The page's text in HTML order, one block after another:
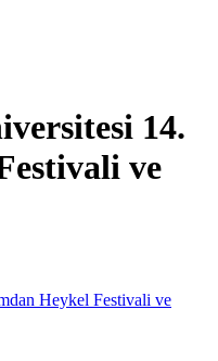
14.
ve